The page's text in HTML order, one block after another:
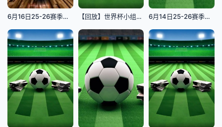
6月16日25-26赛季全国青年篮球联赛 南京同曦87VS94上海久事 【回放】世界杯小组赛 伊朗VS新西兰 6月14日25-26赛季土伦杯决赛 葡萄牙U20VS突尼斯U23